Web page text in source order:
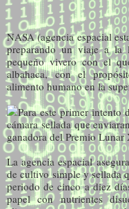
NASA (agencia espacial
preparando un viaje a la
pequeño vivero con el
albahaca, con el
alimento humano en la
Para este primer intento
cámara sellada que
ganadora del Premio
La agencia espacial
de cultivo simple y sellada
periodo de cinco a diez
papel con nutrientes